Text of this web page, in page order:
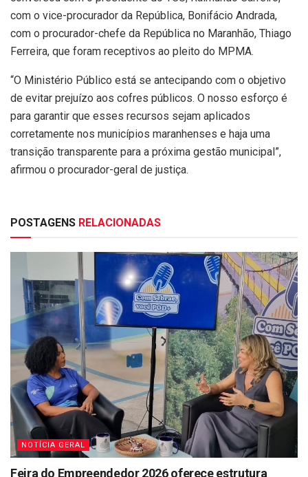
com o vice-procurador da República, Bonifácio Andrada,
com o procurador-chefe da República no Maranhão, Thiago
Ferreira, que foram receptivos ao pleito do MPMA.
“O Ministério Público está se antecipando com o objetivo
de evitar prejuízo aos cofres públicos. O nosso esforço é
para garantir que esses recursos sejam aplicados
corretamente nos municípios maranhenses e haja uma
transição transparente para a próxima gestão municipal”,
afirmou o procurador-geral de justiça.
POSTAGENS RELACIONADAS
NOTÍCIA GERAL
Feira do Empreendedor 2026 oferece estrutura